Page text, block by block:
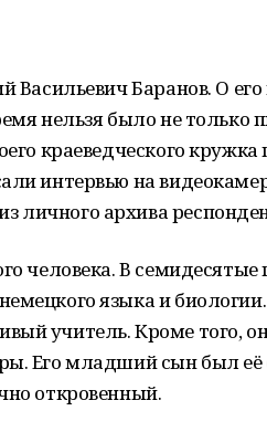
Васильевич Баранов. О
нельзя было не только
краеведческого кружка
интервью на
личного архива
человека. В
языка и
учитель. Кроме того,
Его младший сын был
откровенный.